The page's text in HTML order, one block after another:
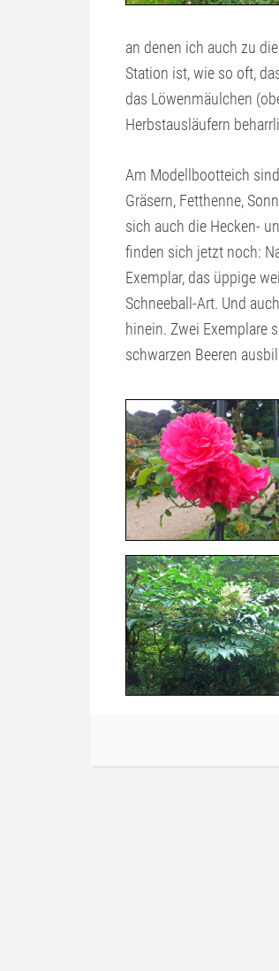
an denen ich auch zu
Station ist, wie so oft,
das Löwenmäulchen
Herbstausläufern
Am Modellbootteich
Gräsern, Fetthenne,
sich auch die Hecken-
finden sich jetzt noch:
Exemplar, das üppige
Schneeball-Art. Und
hinein. Zwei Exemplare
schwarzen Beeren